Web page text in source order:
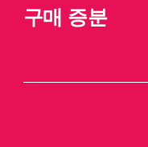
구매 증분